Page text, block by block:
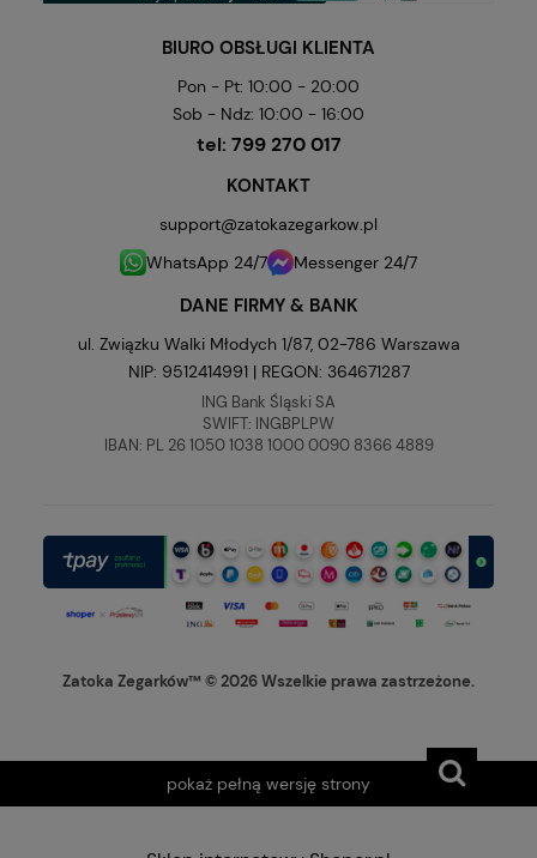
BIURO OBSŁUGI KLIENTA
Pon - Pt: 10:00 - 20:00
Sob - Ndz: 10:00 - 16:00
tel: 799 270 017
KONTAKT
support@zatokazegarkow.pl
WhatsApp 24/7
Messenger 24/7
DANE FIRMY & BANK
ul. Związku Walki Młodych 1/87, 02-786 Warszawa
NIP: 9512414991 | REGON: 364671287
ING Bank Śląski SA
SWIFT: INGBPLPW
IBAN: PL 26 1050 1038 1000 0090 8366 4889
Zatoka Zegarków™ © 2026 Wszelkie prawa zastrzeżone.
pokaż pełną wersję strony